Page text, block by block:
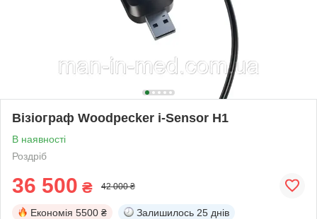
Візіограф Woodpecker i-Sensor H1
В наявності
Роздріб
36 500 ₴ 42 000 ₴
Економія 5500 ₴ Залишилось 25 днів